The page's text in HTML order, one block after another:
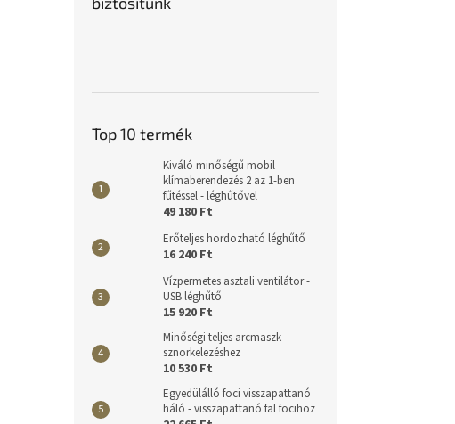
Top 10 termék
Kiváló minőségű mobil
klímaberendezés 2 az 1-ben
fűtéssel - léghűtővel
49 180 Ft
Erőteljes hordozható léghűtő
16 240 Ft
Vízpermetes asztali ventilátor -
USB léghűtő
15 920 Ft
Minőségi teljes arcmaszk
sznorkelezéshez
10 530 Ft
Egyedülálló foci visszapattanó
háló - visszapattanó fal focihoz